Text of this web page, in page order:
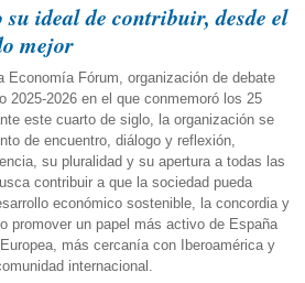
ideal de contribuir, desde el
mejor
Economía Fórum, organización de debate
2025-2026 en el que conmemoró los 25
este cuarto de siglo, la organización se
de encuentro, diálogo y reflexión,
su pluralidad y su apertura a todas las
contribuir a que la sociedad pueda
económico sostenible, la concordia y
promover un papel más activo de España
más cercanía con Iberoamérica y
internacional.